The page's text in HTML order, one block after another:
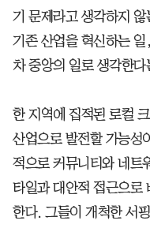
기 문제라고 생각하지
기존 산업을 혁신하는
차 중앙의 일로 생각한다
한 지역에 집적된 로컬
산업으로 발전할 가능성
적으로 커뮤니티와 네트
타일과 대안적 접근으로
한다. 그들이 개척한 서